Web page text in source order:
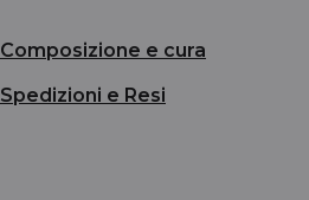
Composizione e cura
Spedizioni e Resi